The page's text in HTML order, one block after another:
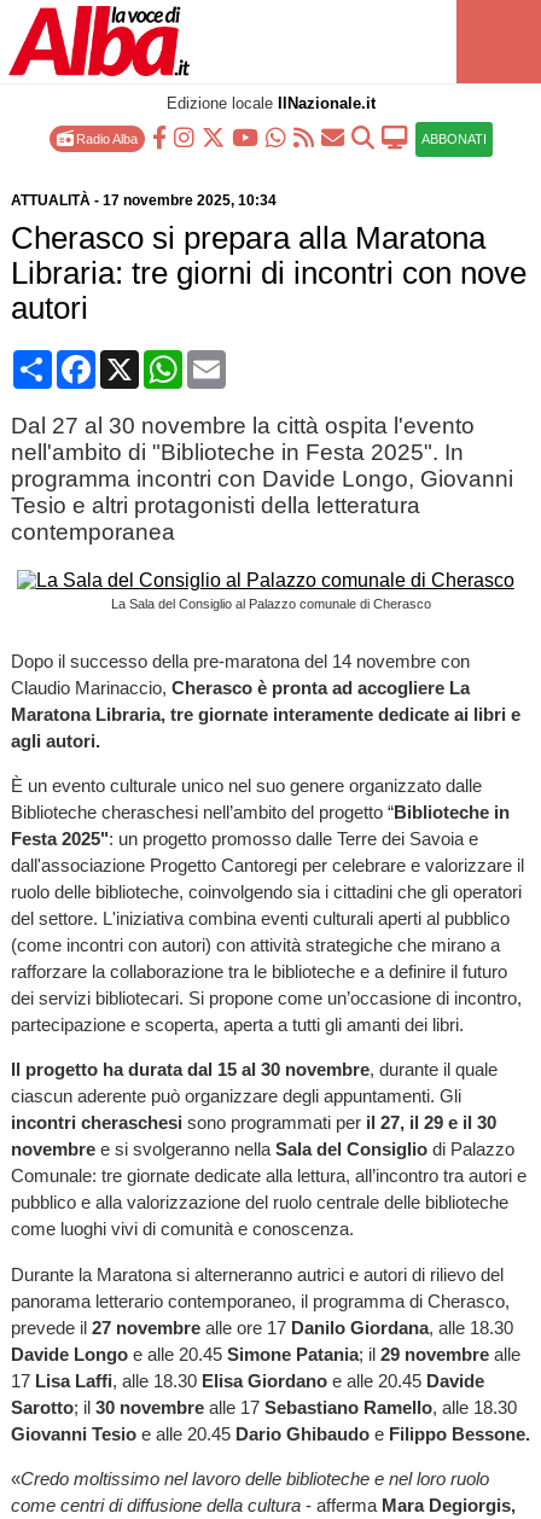
Edizione locale IlNazionale.it
Radio Alba ABBONATI
ATTUALITÀ- 17 novembre 2025, 10:34
Cherasco si prepara alla Maratona
Libraria: tre giorni di incontri con nove
autori
CondividiFacebook
X WhatsApp
Email
Dal 27 al 30 novembre la città ospita l'evento
nell'ambito di "Biblioteche in Festa 2025". In
programma incontri con Davide Longo, Giovanni
Tesio e altri protagonisti della letteratura
contemporanea
La Sala del Consiglio al Palazzo comunale di Cherasco
Dopo il successo della pre-maratona del 14 novembre con
Claudio Marinaccio, Cherasco è pronta ad accogliere La
Maratona Libraria, tre giornate interamente dedicate ai libri e
agli autori.
È un evento culturale unico nel suo genere organizzato dalle
Biblioteche cheraschesi nell’ambito del progetto “Biblioteche in
Festa 2025": un progetto promosso dalle Terre dei Savoia e
dall'associazione Progetto Cantoregi per celebrare e valorizzare il
ruolo delle biblioteche, coinvolgendo sia i cittadini che gli operatori
del settore. L'iniziativa combina eventi culturali aperti al pubblico
(come incontri con autori) con attività strategiche che mirano a
rafforzare la collaborazione tra le biblioteche e a definire il futuro
dei servizi bibliotecari. Si propone come un’occasione di incontro,
partecipazione e scoperta, aperta a tutti gli amanti dei libri.
Il progetto ha durata dal 15 al 30 novembre, durante il quale
ciascun aderente può organizzare degli appuntamenti. Gli
incontri cheraschesi sono programmati per il 27, il 29 e il 30
novembree si svolgeranno nella Sala del Consigliodi Palazzo
Comunale: tre giornate dedicate alla lettura, all’incontro tra autori e
pubblico e alla valorizzazione del ruolo centrale delle biblioteche
come luoghi vivi di comunità e conoscenza.
Durante la Maratona si alterneranno autrici e autori di rilievo del
panorama letterario contemporaneo, il programma di Cherasco,
prevede il 27 novembrealle ore 17 Danilo Giordana, alle 18.30
Davide Longoe alle 20.45 Simone Patania; il 29 novembrealle
17 Lisa Laffi, alle 18.30 Elisa Giordanoe alle 20.45 Davide
Sarotto; il 30 novembrealle 17 Sebastiano Ramello, alle 18.30
Giovanni Tesioe alle 20.45 Dario Ghibaudoe Filippo Bessone.
«Credo moltissimo nel lavoro delle biblioteche e nel loro ruolo
come centri di diffusione della cultura- afferma Mara Degiorgis,